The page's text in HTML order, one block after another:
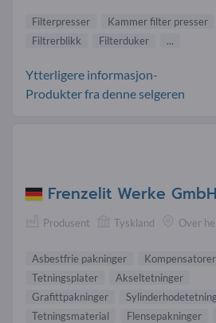
Filterpresser Kammer filter presser
Filtrerblikk
Filterduker ...
Ytterligere informasjon-
Produkter fra denne selgeren
Frenzelit Werke GmbH
Produsent Tyskland Over
Asbestfrie pakninger
Kompensatorer
Tetningsplater
Akseltetninger
Grafittpakninger
Tetningsmaterial
Flensepakninger